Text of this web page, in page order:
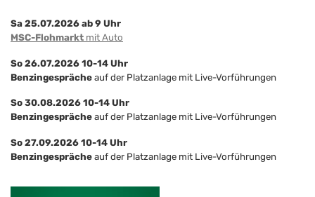
Sa 25.07.2026 ab 9 Uhr
MSC-Flohmarkt mit Auto
So 26.07.2026 10-14 Uhr
Benzingesprächeauf der Platzanlage mit Live-Vorführungen
So 30.08.2026 10-14 Uhr
Benzingesprächeauf der Platzanlage mit Live-Vorführungen
So 27.09.2026 10-14 Uhr
Benzingesprächeauf der Platzanlage mit Live-Vorführungen